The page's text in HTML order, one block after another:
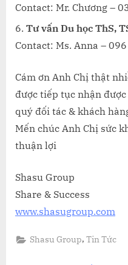
Contact: Mr. Chương –
Tư vấn Du học ThS,
Contact: Ms. Anna –
Cám ơn Anh Chị thật
được tiếp tục nhận
quý đối tác & khách
Mến chúc Anh Chị sức
thuận lợi
Shasu Group
Share & Success
www.shasugroup.com
Shasu Group,Tin Tức